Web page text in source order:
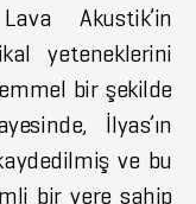
Akustik’in
yeteneklerini
bir şekilde
İlyas’ın
ve bu
bir yere sahip